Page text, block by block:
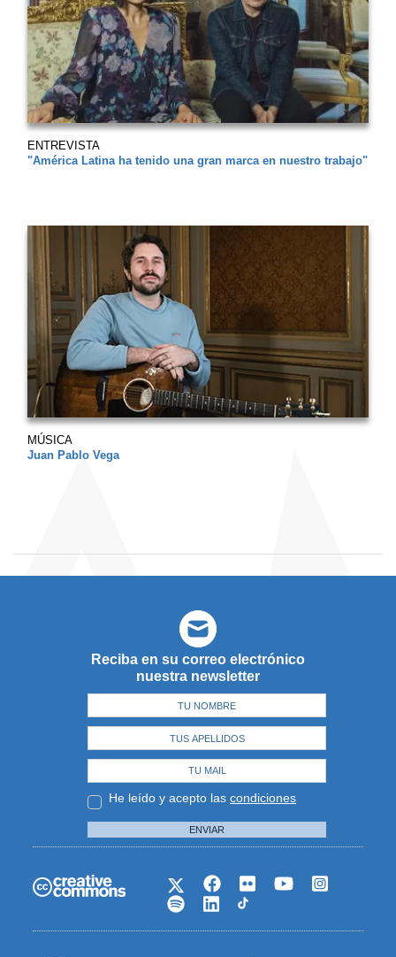
ENTREVISTA
"América Latina ha tenido una gran marca en nuestro trabajo"
MÚSICA
Juan Pablo Vega
Reciba en su correo electrónico
nuestra newsletter
He leído y acepto las condiciones
ENVIAR